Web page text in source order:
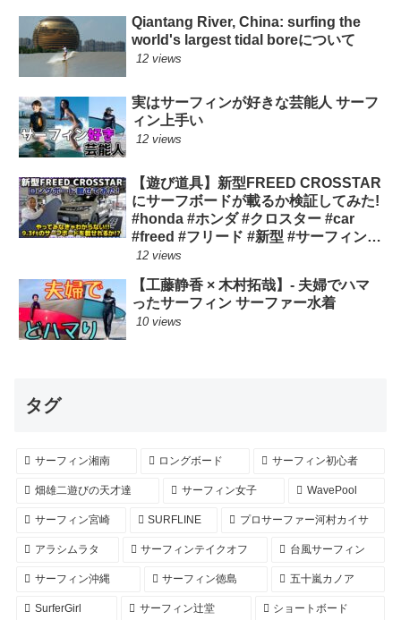
Qiantang River, China: surfing the
world's largest tidal boreについて
12 views
実はサーフィンが好きな芸能人 サーフ
ィン上手い
12 views
【遊び道具】新型FREED CROSSTAR
にサーフボードが載るか検証してみた!
#honda #ホンダ #クロスター #car
#freed #フリード #新型 #サーフィン
ロングボード
12 views
【工藤静香 × 木村拓哉】- 夫婦でハマ
ったサーフィン サーファー水着
10 views
タグ
サーフィン湘南 ロングボード サーフィン初心者
畑雄二遊びの天才達 サーフィン女子 WavePool
サーフィン宮崎 SURFLINE プロサーファー河村カイサ
アラシムラタ サーフィンテイクオフ 台風サーフィン
サーフィン沖縄 サーフィン徳島 五十嵐カノア
SurferGirl サーフィン辻堂 ショートボード